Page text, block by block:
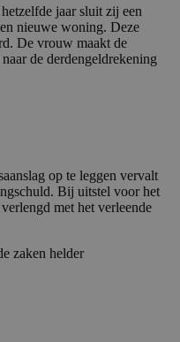
jaar sluit zij een
nieuwe woning. Deze
De vrouw maakt de
de derdengeldrekening
op te leggen vervalt
Bij uitstel voor het
met het verleende
zaken helder